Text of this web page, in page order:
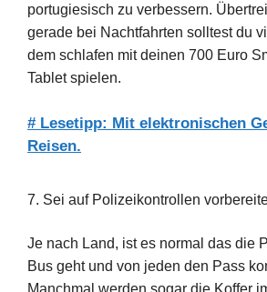
portugiesisch zu verbessern.
gerade bei Nachtfahrten solltest du
dem schlafen mit deinen 700 Euro
Tablet spielen.
# Lesetipp: Mit elektronischen
Reisen.
7. Sei auf Polizeikontrollen
Je nach Land, ist es normal das die
Bus geht und von jeden den Pass
Manchmal werden sogar die Koffer